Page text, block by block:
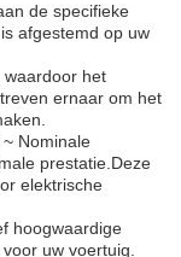
de specifieke
afgestemd op uw
waardoor het
ernaar om het
Nominale
prestatie.Deze
elektrische
hoogwaardige
uw voertuig.